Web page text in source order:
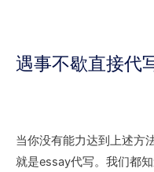
遇事不歇直接代
当你没有能力达到上述方
就是essay代写。我们都